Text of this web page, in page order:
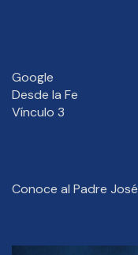
Google
Desde la Fe
Vínculo 3
Conoce al Padre José